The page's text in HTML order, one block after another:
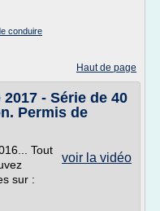
conduire
Haut de page
- Série de 40
Permis de
voir la vidéo
Tout
sur :